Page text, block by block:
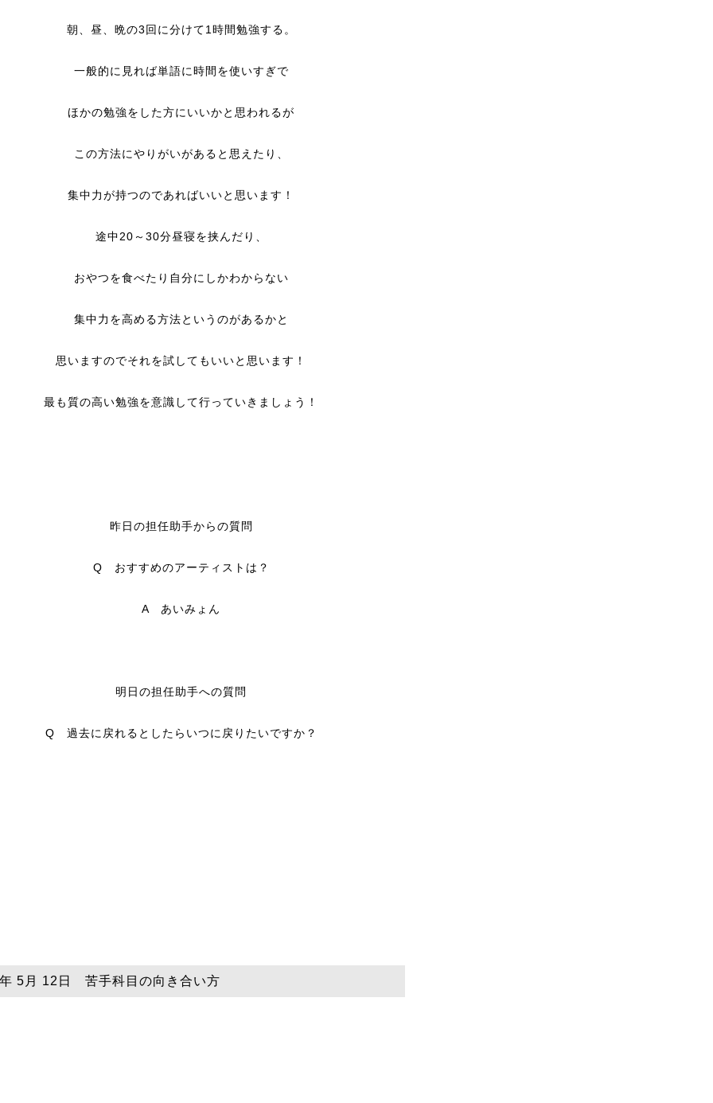
朝、昼、晩の3回に分けて1時間勉強する。
一般的に見れば単語に時間を使いすぎで
ほかの勉強をした方にいいかと思われるが
この方法にやりがいがあると思えたり、
集中力が持つのであればいいと思います！
途中20～30分昼寝を挟んだり、
おやつを食べたり自分にしかわからない
集中力を高める方法というのがあるかと
思いますのでそれを試してもいいと思います！
最も質の高い勉強を意識して行っていきましょう！
昨日の担任助手からの質問
Q おすすめのアーティストは？
A あいみょん
明日の担任助手への質問
Q 過去に戻れるとしたらいつに戻りたいですか？
5月 12日 苦手科目の向き合い方